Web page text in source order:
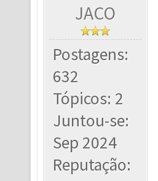
JACO
Postagens:
632
Tópicos: 2
Juntou-se:
Sep 2024
Reputação: